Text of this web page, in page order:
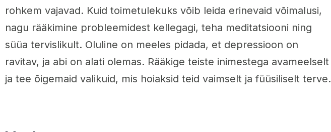
rohkem vajavad. Kuid toimetulekuks võib leida erinevaid võimalusi,
nagu rääkimine probleemidest kellegagi, teha meditatsiooni ning
süüa tervislikult. Oluline on meeles pidada, et depressioon on
ravitav, ja abi on alati olemas. Rääkige teiste inimestega avameelselt
ja tee õigemaid valikuid, mis hoiaksid teid vaimselt ja füüsiliselt terve.